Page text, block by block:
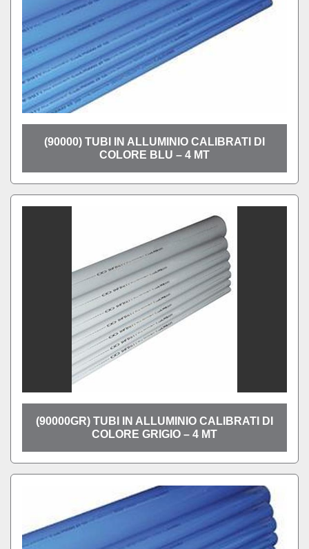
(90000) TUBI IN ALLUMINIO CALIBRATI DI
COLORE BLU – 4 MT
(90000GR) TUBI IN ALLUMINIO CALIBRATI DI
COLORE GRIGIO – 4 MT